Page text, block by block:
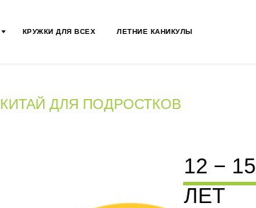
КРУЖКИ ДЛЯ ВСЕХ ЛЕТНИЕ КАНИКУЛЫ
КИТАЙ ДЛЯ ПОДРОСТКОВ
12 − 15
ЛЕТ